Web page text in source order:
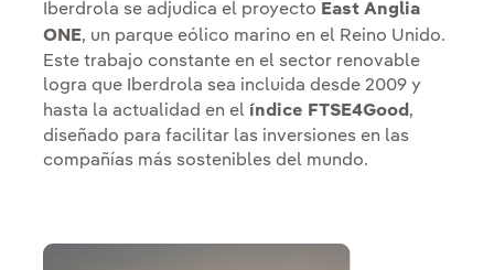
Iberdrola se adjudica el proyecto East Anglia
ONE, un parque eólico marino en el Reino Unido.
Este trabajo constante en el sector renovable
logra que Iberdrola sea incluida desde 2009 y
hasta la actualidad en el índice FTSE4Good ,
diseñado para facilitar las inversiones en las
compañías más sostenibles del mundo.